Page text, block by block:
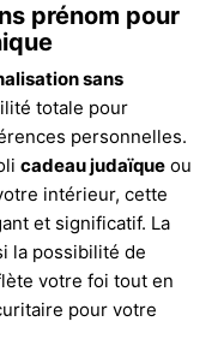
prénom pour
sans
totale pour
personnelles.
cadeau judaïque ou
intérieur, cette
et significatif. La
la possibilité de
votre foi tout en
pour votre